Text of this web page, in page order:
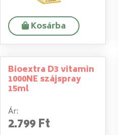
Kosárba
Bioextra D3 vitamin
1000NE szájspray
15ml
Ár:
2.799 Ft